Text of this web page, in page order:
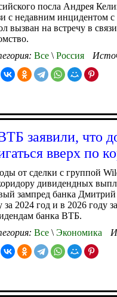
посла Андрея
с недавним
вызван на встречу в
Все \ Россия
заявили, что
вверх по
от сделки с группой
дивидендных
зампред банка
за 2024 год и в 2026 году
банка ВТБ.
Все \ Экономика